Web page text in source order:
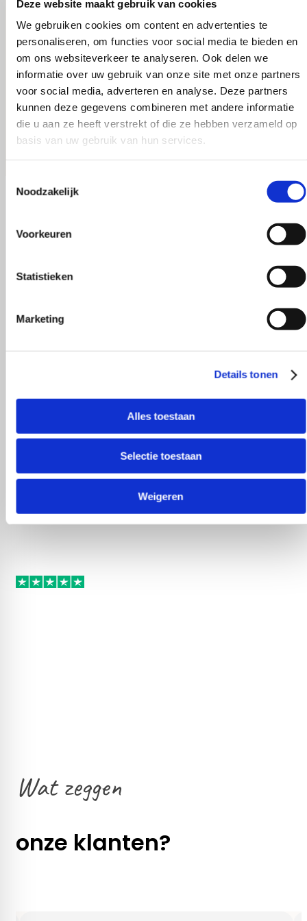
Deze website maakt gebruik van cookies
We gebruiken cookies om content en advertenties te
personaliseren, om functies voor social media te bieden en
om ons websiteverkeer te analyseren. Ook delen we
informatie over uw gebruik van onze site met onze partners
voor social media, adverteren en analyse. Deze partners
kunnen deze gegevens combineren met andere informatie
die u aan ze heeft verstrekt of die ze hebben verzameld op
basis van uw gebruik van hun services.
Noodzakelijk
Voorkeuren
Statistieken
Marketing
Details tonen
Alles toestaan
Selectie toestaan
Weigeren
Bij de Breiboerderij staat kwaliteit en duurzaamheid
kunnen wij onze klanten verzekeren van kwaliteit en
De eigenaresse Rieneke Vermeer heeft het
verzekerd van dat je al je brei-en haakproducten
Maak je bestelling compleet
Wat zeggen
onze klanten?